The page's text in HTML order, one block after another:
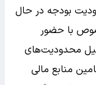
بودجه در حال
با حضور
محدودیت‌های
منابع مالی